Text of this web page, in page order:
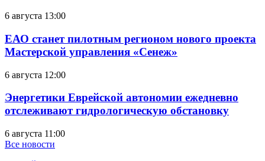
6 августа 13:00
ЕАО станет пилотным регионом нового проекта
Мастерской управления «Сенеж»
6 августа 12:00
Энергетики Еврейской автономии ежедневно
отслеживают гидрологическую обстановку
6 августа 11:00
Все новости